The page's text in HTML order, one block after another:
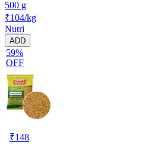
500 g
₹104/kg
Nutri
ADD
59%
OFF
₹148